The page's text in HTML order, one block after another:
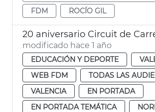
FDM
ROCÍO GIL
modificado hace 1 año
EDUCACIÓN Y DEPORTE
WEB FDM
TODAS LAS
VALENCIA
EN PORTADA
EN PORTADA TEMÁTICA